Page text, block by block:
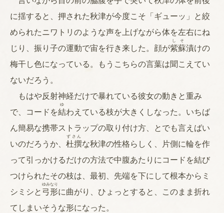
に揺すると、押された秋津が今度こそ「ギューッ」と絞
められたニワトリのような声を上げながら体を左右にね
じり、振り子の運動で宙を行き来した。顔が紫
し
蘇
そ
漬けの
梅干し色になっている。もうこちらの言葉は聞こえてい
ないだろう。
もはや反射神経だけで暴れている彼女の動きと重み
で、コードを結
ゆ
わえている枝が大きくしなった。いちば
ん簡易な携帯ストラップの取り付け方、とでも言えばい
いのだろうか、 杜撰
ずさん
な秋津の性格らしく、片側に輪を作
って引っかけるだけの方法で中腹あたりにコードを結び
つけられたその枝は、最初、先端を下にして根本からミ
シミシと 弓形
ゆみなり
に曲がり、ひょっとすると、このまま折れ
てしまいそうな形になった。